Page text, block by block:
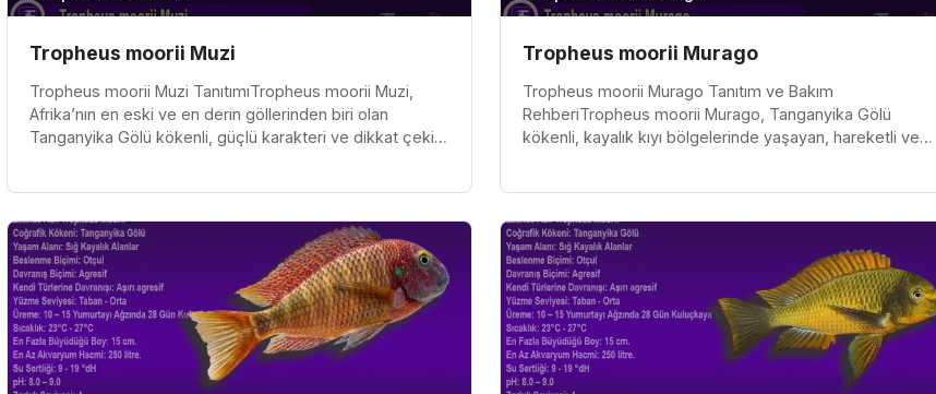
Tropheus moorii Muzi
Tropheus moorii Muzi TanıtımıTropheus moorii Muzi,
Afrika’nın en eski ve en derin göllerinden biri olan
Tanganyika Gölü kökenli, güçlü karakteri ve dikkat çekici
Tropheus moorii Murago
Tropheus moorii Murago Tanıtım ve Bakım
RehberiTropheus moorii Murago, Tanganyika Gölü
kökenli, kayalık kıyı bölgelerinde yaşayan, hareketli ve